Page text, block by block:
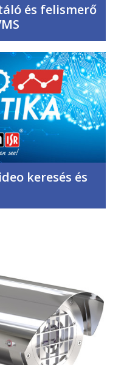
és felismerő
keresés és